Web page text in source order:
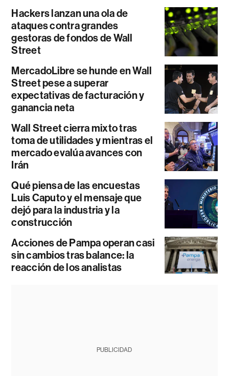
Hackers lanzan una ola de
ataques contra grandes
gestoras de fondos de Wall
Street
MercadoLibre se hunde en Wall
Street pese a superar
expectativas de facturación y
ganancia neta
Wall Street cierra mixto tras
toma de utilidades y mientras el
mercado evalúa avances con
Irán
Qué piensa de las encuestas
Luis Caputo y el mensaje que
dejó para la industria y la
construcción
Acciones de Pampa operan casi
sin cambios tras balance: la
reacción de los analistas
PUBLICIDAD